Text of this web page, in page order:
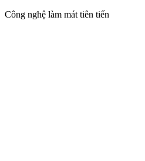
Công nghệ làm mát tiên tiến